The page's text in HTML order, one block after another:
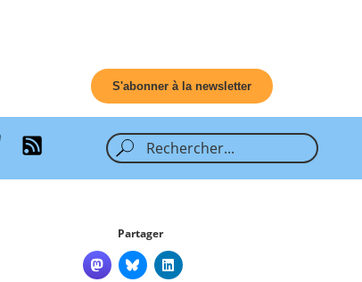
S'abonner à la newsletter
Partager